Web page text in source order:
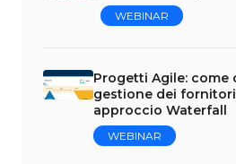
WEBINAR
Progetti Agile: come
gestione dei
approccio Waterfall
WEBINAR